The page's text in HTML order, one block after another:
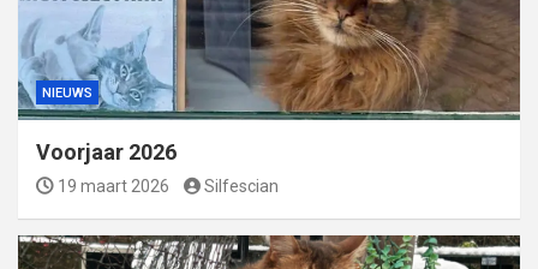
NIEUWS
Voorjaar 2026
19 maart 2026 Silfescian